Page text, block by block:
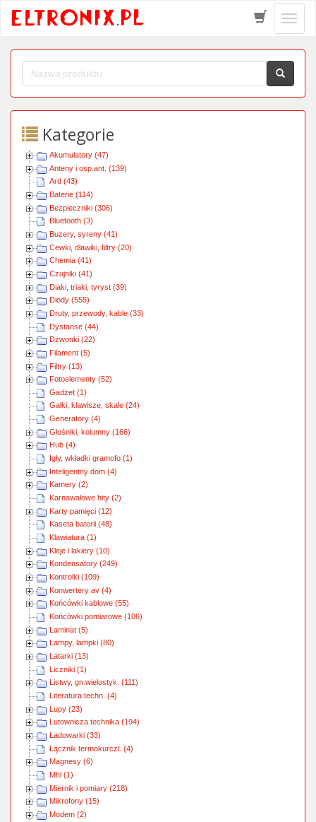
menu
Kategorie
Akumulatory (47)
Anteny i osp.ant. (139)
Ard (43)
Baterie (114)
Bezpieczniki (306)
Bluetooth (3)
Buzery, syreny (41)
Cewki, dławiki, filtry (20)
Chemia (41)
Czujniki (41)
Diaki, triaki, tyryst (39)
Diody (555)
Druty, przewody, kable (33)
Dystanse (44)
Dzwonki (22)
Filament (5)
Filtry (13)
Fotoelementy (52)
Gadżet (1)
Gałki, klawisze, skale (24)
Generatory (4)
Głośniki, kolumny (166)
Hub (4)
Igły, wkładki gramofo (1)
Inteligentny dom (4)
Kamery (2)
Karnawałowe hity (2)
Karty pamięci (12)
Kaseta baterii (48)
Klawiatura (1)
Kleje i lakiery (10)
Kondensatory (249)
Kontrolki (109)
Konwertery av (4)
Końcówki kablowe (55)
Końcówki pomiarowe (106)
Laminat (5)
Lampy, lampki (80)
Latarki (13)
Liczniki (1)
Listwy, gn.wielostyk. (111)
Literatura techn. (4)
Lupy (23)
Lutownicza technika (194)
Ładowarki (33)
Łącznik termokurczl. (4)
Magnesy (6)
Mhl (1)
Miernik i pomiary (218)
Mikrofony (15)
Modem (2)